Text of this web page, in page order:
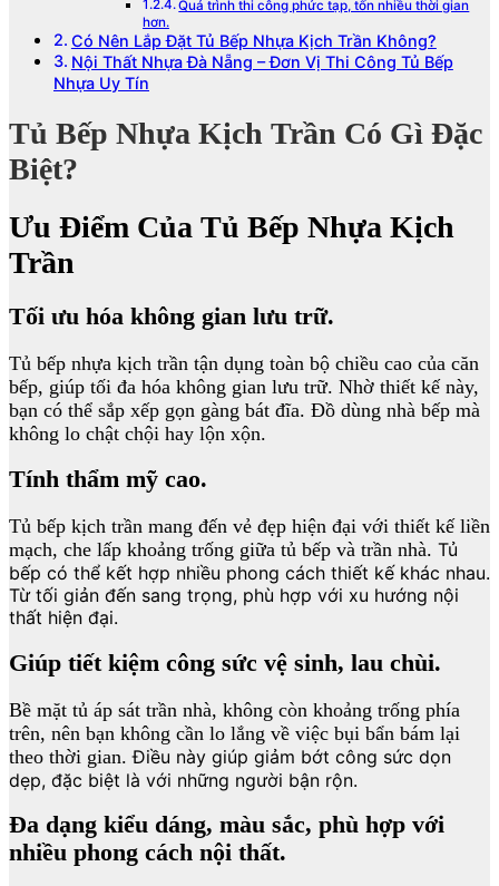
Quá trình thi công phức tạp, tốn nhiều thời gian
hơn.
Có Nên Lắp Đặt Tủ Bếp Nhựa Kịch Trần Không?
Nội Thất Nhựa Đà Nẵng – Đơn Vị Thi Công Tủ Bếp
Nhựa Uy Tín
Tủ Bếp Nhựa Kịch Trần Có Gì Đặc
Biệt?
Ưu Điểm Của Tủ Bếp Nhựa Kịch
Trần
Tối ưu hóa không gian lưu trữ.
Tủ bếp nhựa kịch trần tận dụng toàn bộ chiều cao của căn
bếp, giúp tối đa hóa không gian lưu trữ. Nhờ thiết kế này,
bạn có thể sắp xếp gọn gàng bát đĩa. Đồ dùng nhà bếp mà
không lo chật chội hay lộn xộn.
Tính thẩm mỹ cao.
Tủ bếp kịch trần mang đến vẻ đẹp hiện đại với thiết kế liền
mạch, che lấp khoảng trống giữa tủ bếp và trần nhà. Tủ
bếp có thể kết hợp nhiều phong cách thiết kế khác nhau.
Từ tối giản đến sang trọng, phù hợp với xu hướng nội
thất hiện đại.
Giúp tiết kiệm công sức vệ sinh, lau chùi.
Bề mặt tủ áp sát trần nhà, không còn khoảng trống phía
trên, nên bạn không cần lo lắng về việc bụi bẩn bám lại
theo thời gian. Điều này giúp giảm bớt công sức dọn
dẹp, đặc biệt là với những người bận rộn.
Đa dạng kiểu dáng, màu sắc, phù hợp với
nhiều phong cách nội thất.